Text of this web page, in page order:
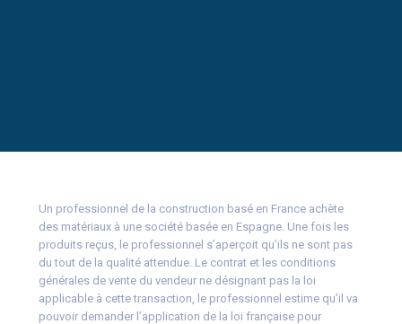
Un professionnel de la construction basé en France achète
des matériaux à une société basée en Espagne. Une fois les
produits reçus, le professionnel s’aperçoit qu’ils ne sont pas
du tout de la qualité attendue. Le contrat et les conditions
générales de vente du vendeur ne désignant pas la loi
applicable à cette transaction, le professionnel estime qu’il va
pouvoir demander l’application de la loi française pour